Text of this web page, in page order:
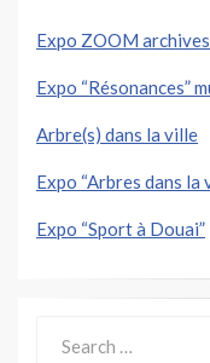
Expo ZOOM
Expo “Résonances”
Arbre(s) dans la ville
Expo “Arbres dans la
Expo “Sport à Douai”